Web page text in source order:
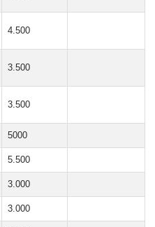
4.500
3.500
3.500
5000
5.500
3.000
3.000